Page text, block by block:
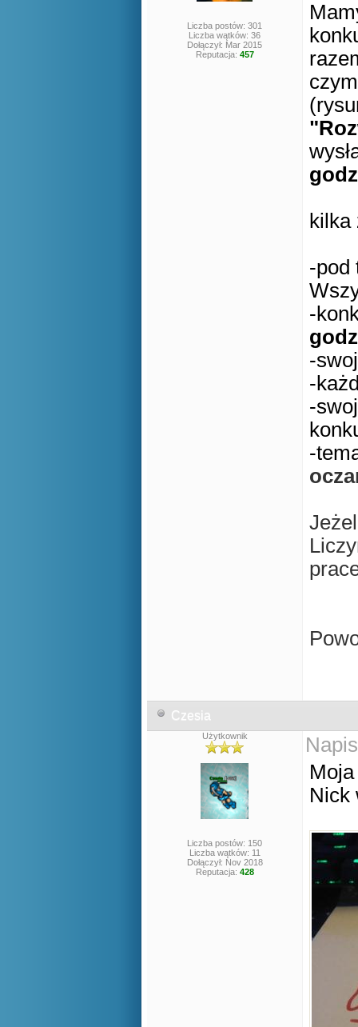
Liczba postów: 301
Liczba wątków: 36
Dołączył: Mar 2015
Reputacja: 457
kilka
-pod
-
-
-
-
-
Czesia
Użytkownik
Liczba postów: 150
Liczba wątków: 11
Dołączył: Nov 2018
Reputacja: 428
Nick